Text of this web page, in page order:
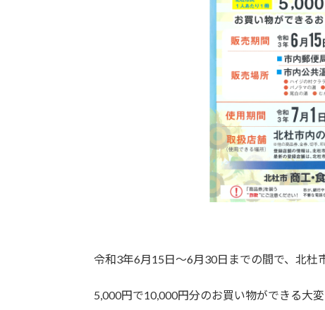
令和3年6月15日～6月30日までの間で、北杜
5,000円で10,000円分のお買い物ができる大変